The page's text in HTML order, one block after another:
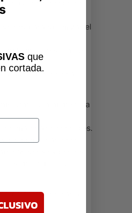
pulir sin riesgo de
velcro para optimizar el
uso profesional.
la apariencia
materiales sensibles.
sin complicaciones.
perfectos en cada
que
cortada.